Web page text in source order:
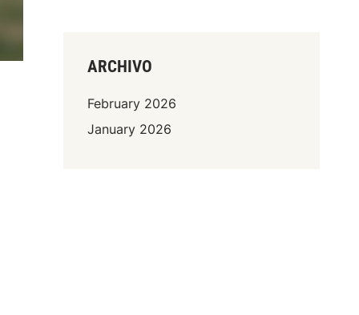
ARCHIVO
February 2026
January 2026